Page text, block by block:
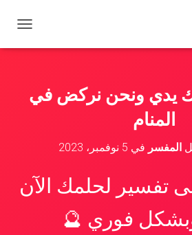
ب
ونحن نركض في
المنام
المفسر في 5 نوفمبر، 2023
تفسير لحلمك الآن
فوري 🔮